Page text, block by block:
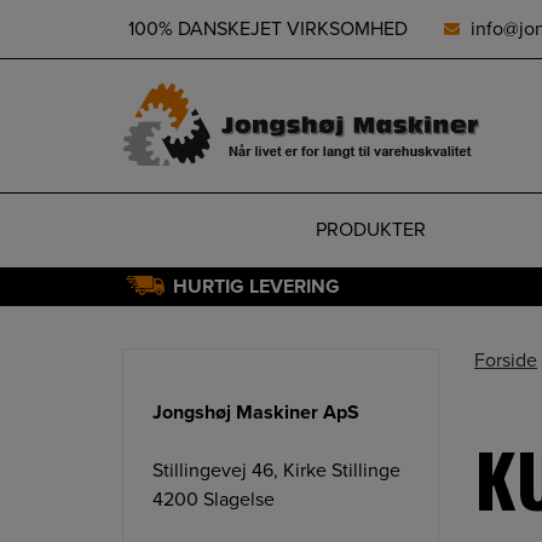
100% DANSKEJET VIRKSOMHED
PRODUKTER
HURTIG LEVERING
Forside
Jongshøj Maskiner ApS
Stillingevej 46, Kirke Stillinge
4200 Slagelse